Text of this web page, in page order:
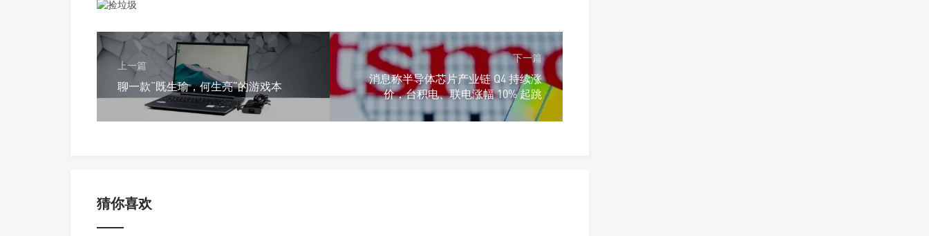
上一篇
聊一款“既生瑜，何生亮”的游戏本
下一篇
消息称半导体芯片产业链 Q4 持续涨
价，台积电、联电涨幅 10% 起跳
猜你喜欢